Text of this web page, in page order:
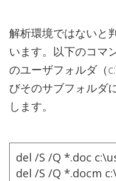
解析環境ではないと
います。以下のコマ
のユーザフォルダ（
びそのサブフォルダ
します。
del /S /Q *.doc
del /S /Q *.docm